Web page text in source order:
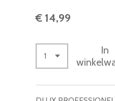
€ 14,99
In